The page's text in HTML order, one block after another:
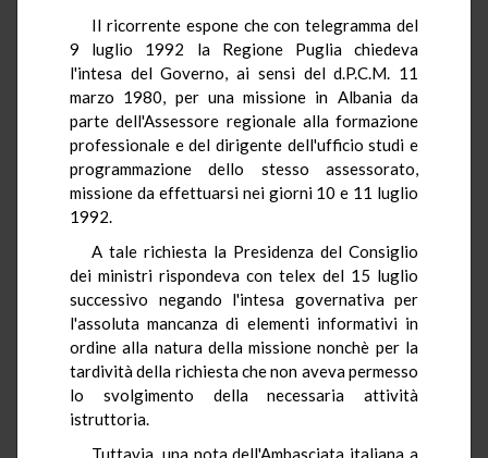
Il ricorrente espone che con telegramma del
9 luglio 1992 la Regione Puglia chiedeva
l'intesa del Governo, ai sensi del d.P.C.M. 11
marzo 1980, per una missione in Albania da
parte dell'Assessore regionale alla formazione
professionale e del dirigente dell'ufficio studi e
programmazione dello stesso assessorato,
missione da effettuarsi nei giorni 10 e 11 luglio
1992.
A tale richiesta la Presidenza del Consiglio
dei ministri rispondeva con telex del 15 luglio
successivo negando l'intesa governativa per
l'assoluta mancanza di elementi informativi in
ordine alla natura della missione nonchè per la
tardività della richiesta che non aveva permesso
lo svolgimento della necessaria attività
istruttoria.
Tuttavia, una nota dell'Ambasciata italiana a